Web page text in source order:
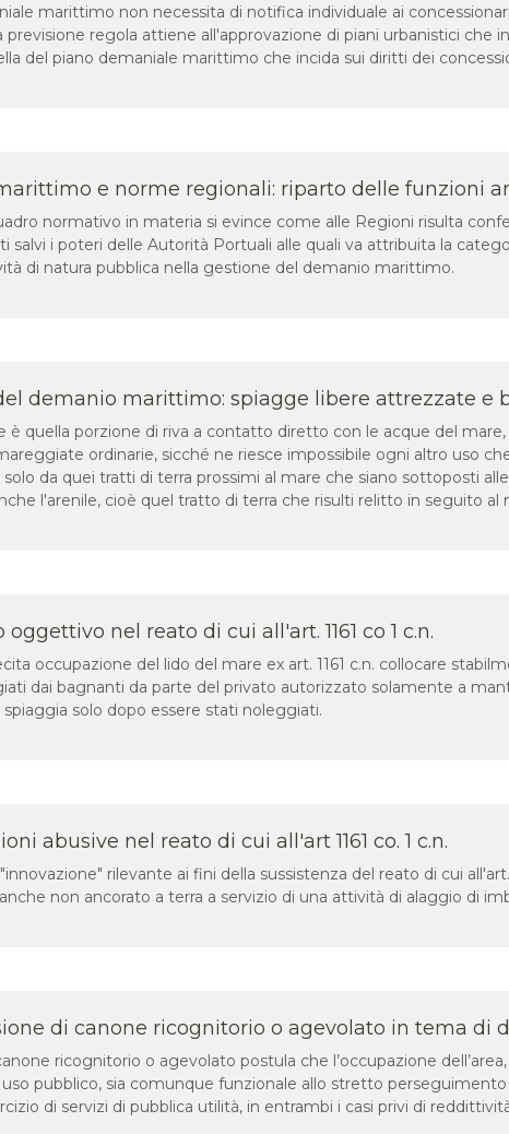
marittimo non necessita di notifica individuale ai
previsione regola attiene all'approvazione di piani urbanistici che
del piano demaniale marittimo che incida sui diritti dei
e norme regionali: riparto delle funzioni
normativo in materia si evince come alle Regioni risulta
salvi i poteri delle Autorità Portuali alle quali va attribuita la
di natura pubblica nella gestione del demanio marittimo.
demanio marittimo: spiagge libere attrezzate e
è quella porzione di riva a contatto diretto con le acque del
ordinarie, sicché ne riesce impossibile ogni altro uso
da quei tratti di terra prossimi al mare che siano sottoposti
l'arenile, cioè quel tratto di terra che risulti relitto in seguito al
nel reato di cui all'art. 1161 co 1 c.n.
occupazione del lido del mare ex art. 1161 c.n. collocare
dai bagnanti da parte del privato autorizzato solamente a
spiaggia solo dopo essere stati noleggiati.
abusive nel reato di cui all'art 1161 co. 1 c.n.
rilevante ai fini della sussistenza del reato di cui all'art.
non ancorato a terra a servizio di una attività di alaggio di
di canone ricognitorio o agevolato in tema di
ricognitorio o agevolato postula che l’occupazione
uso pubblico, sia comunque funzionale allo stretto
di servizi di pubblica utilità, in entrambi i casi privi di